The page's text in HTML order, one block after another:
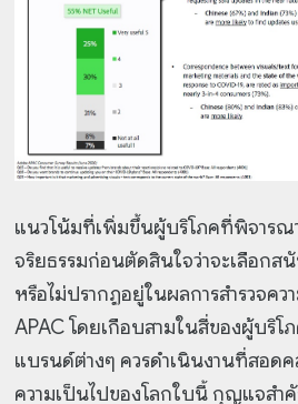
แนวโน้มที่เพิ่มขึ้นผู้บริโภคที่พิจารณ
จริยธรรมก่อนตัดสินใจว่าจะเลือก
หรือไม่ปรากฏอยู่ในผลการสำรวจค
APAC โดยเกือบสามในสี่ของผู้บริโภ
แบรนด์ต่างๆ ควรดำเนินงานที่สอด
ความเป็นไปของโลกใบนี้ กุญแจส